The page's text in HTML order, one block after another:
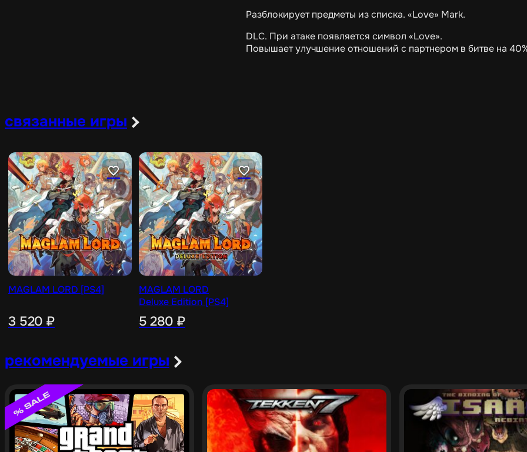
Разблокирует предметы из списка. «Love» Mark.
DLC. При атаке появляется символ «Love».
Повышает улучшение отношений с партнером в битве на
связанные игры
MAGLAM LORD [PS4]
3 520 ₽
MAGLAM LORD
Deluxe Edition [PS4]
5 280 ₽
рекомендуемые игры